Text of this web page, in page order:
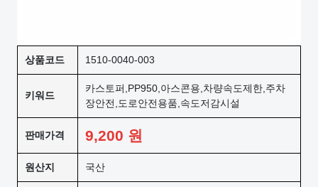
상품코드 1510-0040-003
키워드
카스토퍼,PP950,아스콘용,차량속도제한,주차
장안전,도로안전용품,속도저감시설
판매가격 9,200 원
원산지 국산